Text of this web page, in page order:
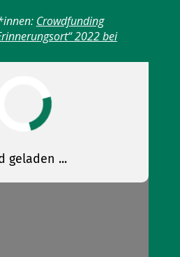
Crowdfunding
2022 bei